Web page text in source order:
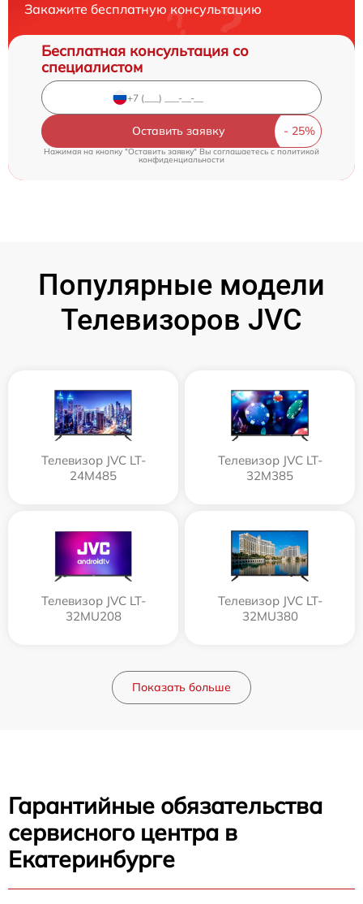
Закажите бесплатную консультацию
Бесплатная консультация со
специалистом
Оставить заявку
Нажимая на кнопку "Оставить заявку" Вы соглашаетесь c политикой
конфиденциальности
Популярные модели
Телевизоров JVC
Телевизор JVC LT-
24M485
Телевизор JVC LT-
32M385
Телевизор JVC LT-
32MU208
Телевизор JVC LT-
32MU380
Показать больше
Гарантийные обязательства
сервисного центра в
Екатеринбурге